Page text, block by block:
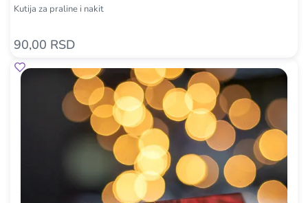
Kutija za praline i nakit
90,00 RSD